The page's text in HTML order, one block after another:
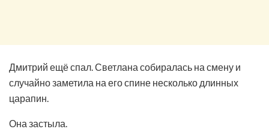
Дмитрий ещё спал. Светлана собиралась на смену и
случайно заметила на его спине несколько длинных
царапин.
Она застыла.